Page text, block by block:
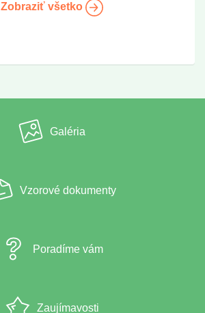
Zobraziť všetko
Galéria
Vzorové dokumenty
Poradíme vám
Zaujímavosti